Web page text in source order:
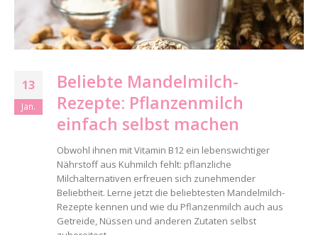
13
Jan.
Beliebte Mandelmilch-
Rezepte: Pflanzenmilch
einfach selbst machen
Obwohl ihnen mit Vitamin B12 ein lebenswichtiger
Nährstoff aus Kuhmilch fehlt: pflanzliche
Milchalternativen erfreuen sich zunehmender
Beliebtheit. Lerne jetzt die beliebtesten Mandelmilch-
Rezepte kennen und wie du Pflanzenmilch auch aus
Getreide, Nüssen und anderen Zutaten selbst